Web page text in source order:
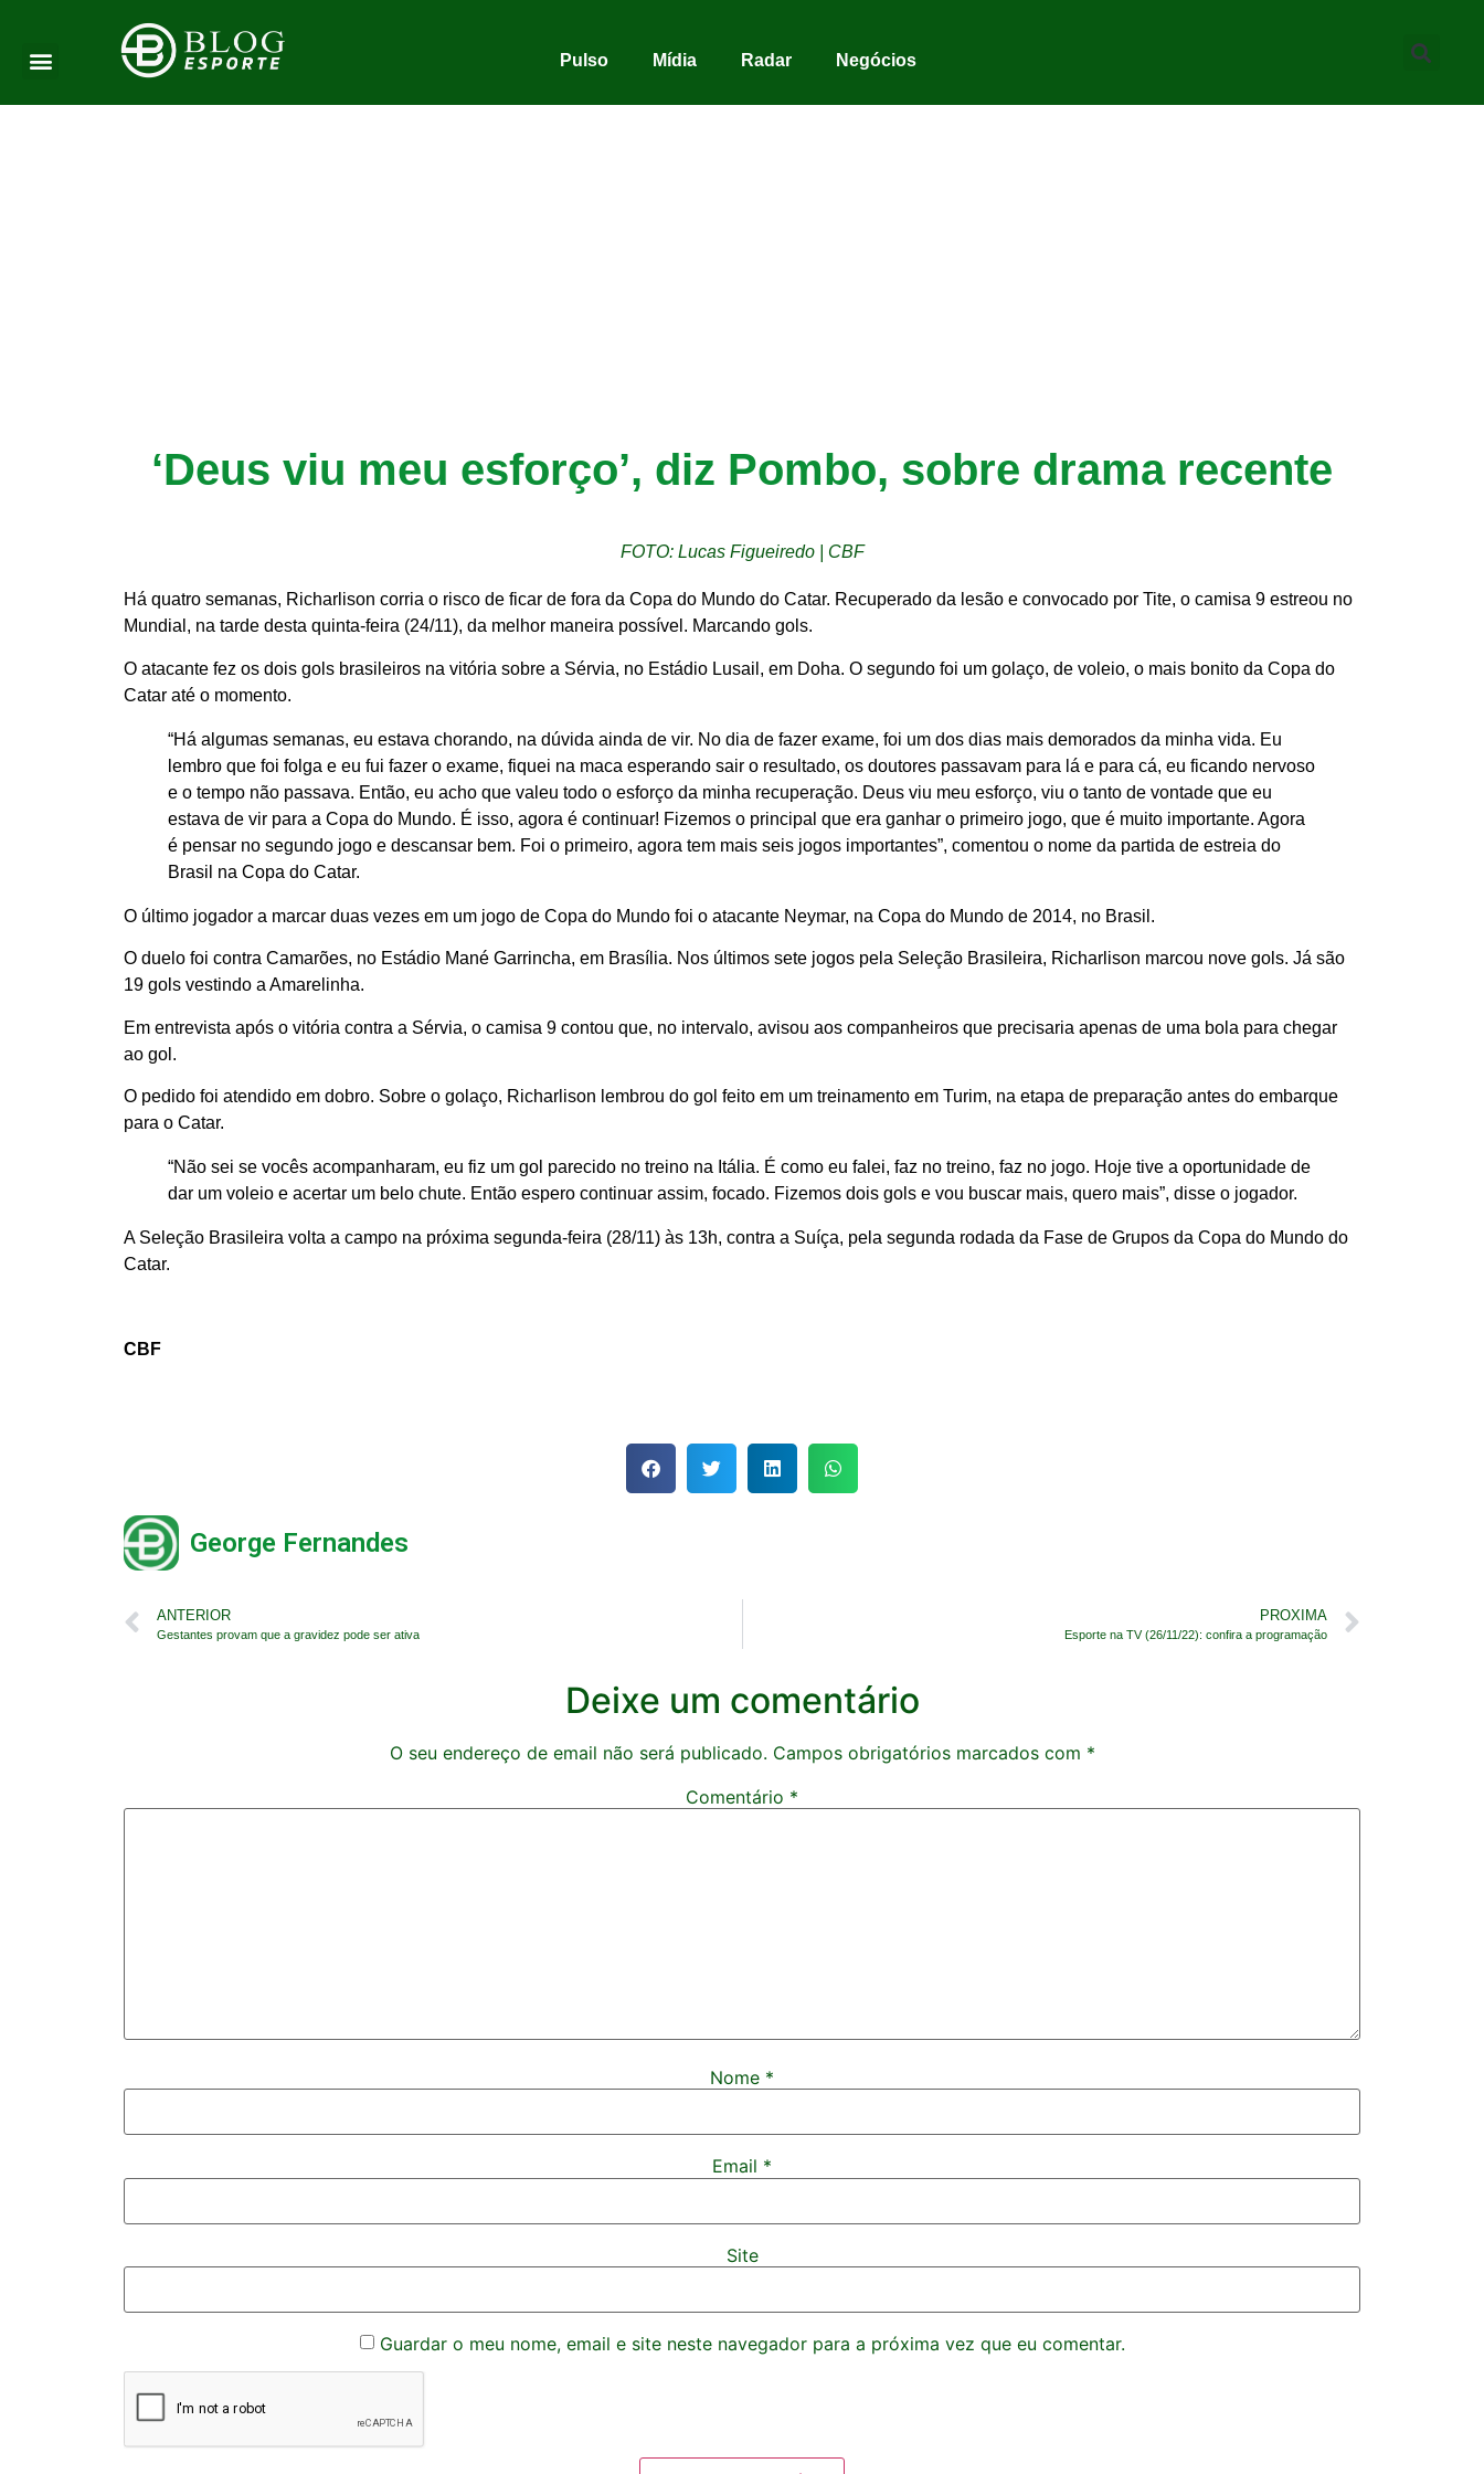
Pulso Mídia Radar Negócios
‘Deus viu meu esforço’, diz Pombo, sobre drama recente
FOTO: Lucas Figueiredo | CBF
Há quatro semanas, Richarlison corria o risco de ficar de fora da Copa do Mundo do Catar. Recuperado da lesão e convocado por Tite, o camisa 9 estreou no
Mundial, na tarde desta quinta-feira (24/11), da melhor maneira possível. Marcando gols.
O atacante fez os dois gols brasileiros na vitória sobre a Sérvia, no Estádio Lusail, em Doha. O segundo foi um golaço, de voleio, o mais bonito da Copa do
Catar até o momento.
“Há algumas semanas, eu estava chorando, na dúvida ainda de vir. No dia de fazer exame, foi um dos dias mais demorados da minha vida. Eu
lembro que foi folga e eu fui fazer o exame, fiquei na maca esperando sair o resultado, os doutores passavam para lá e para cá, eu ficando nervoso
e o tempo não passava. Então, eu acho que valeu todo o esforço da minha recuperação. Deus viu meu esforço, viu o tanto de vontade que eu
estava de vir para a Copa do Mundo. É isso, agora é continuar! Fizemos o principal que era ganhar o primeiro jogo, que é muito importante. Agora
é pensar no segundo jogo e descansar bem. Foi o primeiro, agora tem mais seis jogos importantes”, comentou o nome da partida de estreia do
Brasil na Copa do Catar.
O último jogador a marcar duas vezes em um jogo de Copa do Mundo foi o atacante Neymar, na Copa do Mundo de 2014, no Brasil.
O duelo foi contra Camarões, no Estádio Mané Garrincha, em Brasília. Nos últimos sete jogos pela Seleção Brasileira, Richarlison marcou nove gols. Já são
19 gols vestindo a Amarelinha.
Em entrevista após o vitória contra a Sérvia, o camisa 9 contou que, no intervalo, avisou aos companheiros que precisaria apenas de uma bola para chegar
ao gol.
O pedido foi atendido em dobro. Sobre o golaço, Richarlison lembrou do gol feito em um treinamento em Turim, na etapa de preparação antes do embarque
para o Catar.
“Não sei se vocês acompanharam, eu fiz um gol parecido no treino na Itália. É como eu falei, faz no treino, faz no jogo. Hoje tive a oportunidade de
dar um voleio e acertar um belo chute. Então espero continuar assim, focado. Fizemos dois gols e vou buscar mais, quero mais”, disse o jogador.
A Seleção Brasileira volta a campo na próxima segunda-feira (28/11) às 13h, contra a Suíça, pela segunda rodada da Fase de Grupos da Copa do Mundo do
Catar.
CBF
George Fernandes
ANTERIOR
Gestantes provam que a gravidez pode ser ativa
PROXIMA
Esporte na TV (26/11/22): confira a programação
Deixe um comentário
O seu endereço de email não será publicado. Campos obrigatórios marcados com *
Comentário *
Nome *
Email *
Site
Guardar o meu nome, email e site neste navegador para a próxima vez que eu comentar.